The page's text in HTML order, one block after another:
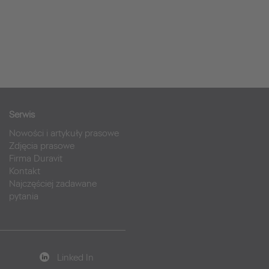
Serwis
Nowości i artykuły prasowe
Zdjęcia prasowe
Firma Duravit
Kontakt
Najczęściej zadawane
pytania
Linked In